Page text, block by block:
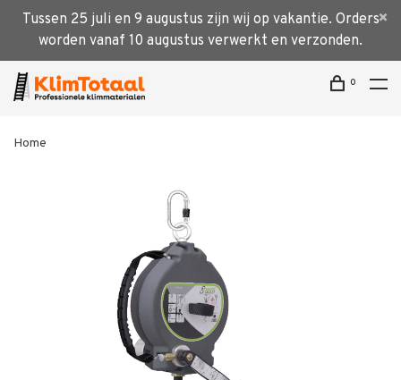
Tussen 25 juli en 9 augustus zijn wij op vakantie. Orders
worden vanaf 10 augustus verwerkt en verzonden.
0
Home